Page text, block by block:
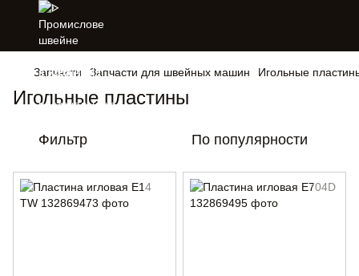
Запчасти Запчасти для швейных машин Игольные
Игольные пластины
Фильтр По популярности